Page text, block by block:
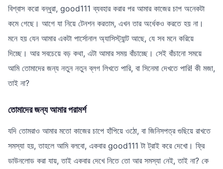
বিশ্বাস করো বন্ধুরা, good111 ব্যবহার করার পর আমার কাজের চাপ অনেকটা
কমে গেছে। আগে যা নিয়ে টেনশন করতাম, এখন তার অর্ধেকও করতে হয় না।
মনে হয় যেন আমার একটা পার্সোনাল অ্যাসিস্ট্যান্ট আছে, যে সব মনে করিয়ে
দিচ্ছে। আর সবচেয়ে বড় কথা, এটা আমার সময় বাঁচাচ্ছে। সেই বাঁচানো সময়ে
আমি তোমাদের জন্য নতুন নতুন ব্লগ লিখতে পারি, বা সিনেমা দেখতে পারি! কী মজা,
তাই না?
তোমাদের জন্য আমার পরামর্শ
যদি তোমরাও আমার মতো কাজের চাপে হাঁপিয়ে ওঠো, বা জিনিসপত্র গুছিয়ে রাখতে
সমস্যা হয়, তাহলে আমি বলবো, একবার good111 টা ট্রাই করে দেখো। ফ্রি
ডাউনলোড করা যায়, তাই একবার দেখে নিতে তো আর সমস্যা নেই, তাই না? কে